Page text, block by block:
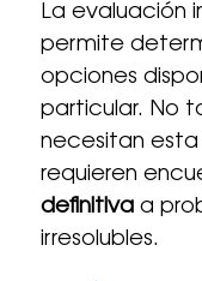
La evaluación
permite
opciones
particular. No
necesitan esta
requieren
definitivaa
irresolubles.